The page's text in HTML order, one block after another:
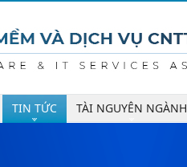
TIN TỨC TÀI NGUYÊN NGÀNH